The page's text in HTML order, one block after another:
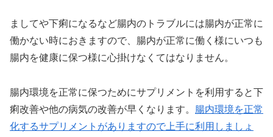
ましてや下痢になるなど腸内のトラブルには腸内が正常に
働かない時におきますので、腸内が正常に働く様にいつも
腸内を健康に保つ様に心掛けなくてはなりません。
腸内環境を正常に保つためにサプリメントを利用すると下
痢改善や他の病気の改善が早くなります。 腸内環境を正常
化するサプリメントがありますので上手に利用しましょ